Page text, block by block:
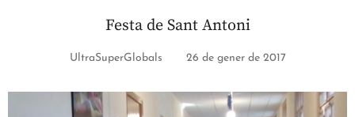
Festa de Sant Antoni
UltraSuperGlobals 26 de gener de 2017